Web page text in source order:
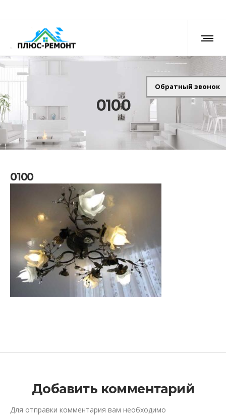
0100
0100
Добавить комментарий
Для отправки комментария вам необходимо
Обратный звонок